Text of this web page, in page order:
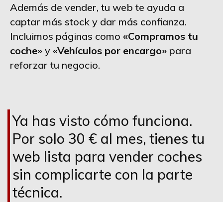
Además de vender, tu web te ayuda a
captar más stock y dar más confianza.
Incluimos páginas como «Compramos tu
coche» y «Vehículos por encargo» para
reforzar tu negocio.
Ya has visto cómo funciona.
Por solo 30 € al mes, tienes tu
web lista para vender coches
sin complicarte con la parte
técnica.